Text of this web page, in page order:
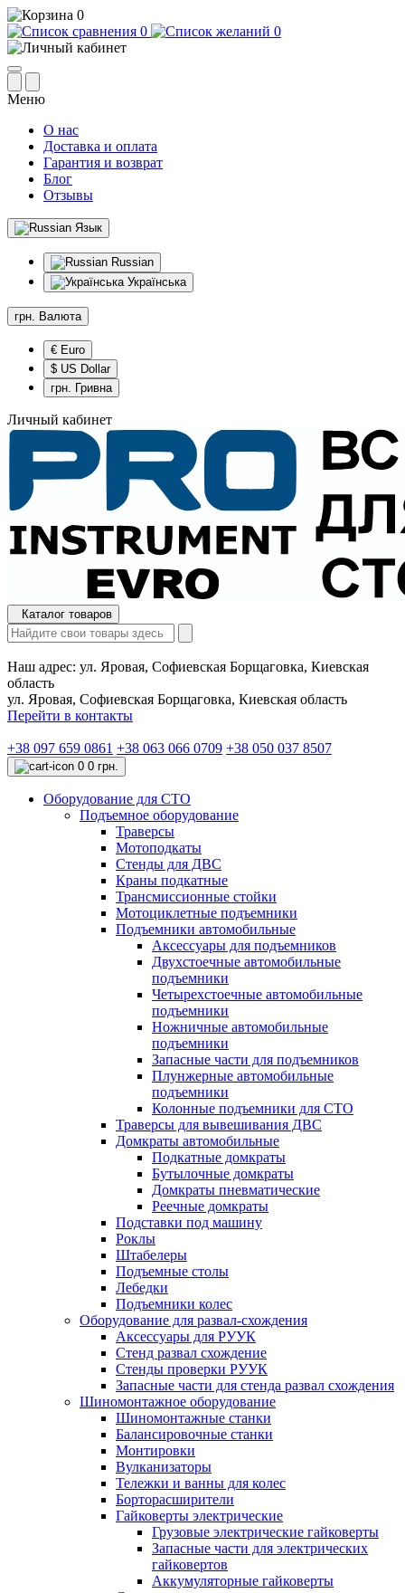
0
0
0
Меню
О нас
Доставка и оплата
Гарантия и возврат
Блог
Отзывы
Язык
Russian
Українська
грн. Валюта
€ Euro
$ US Dollar
грн. Гривна
Личный кабинет
Каталог товаров
Наш адрес: ул. Яровая, Софиевская Борщаговка, Киевская
область
ул. Яровая, Софиевская Борщаговка, Киевская область
Перейти в контакты
+38 097 659 0861 +38 063 066 0709 +38 050 037 8507
0 0 грн.
Оборудование для СТО
Подъемное оборудование
Траверсы
Мотоподкаты
Стенды для ДВС
Краны подкатные
Трансмиссионные стойки
Мотоциклетные подъемники
Подъемники автомобильные
Аксессуары для подъемников
Двухстоечные автомобильные
подъемники
Четырехстоечные автомобильные
подъемники
Ножничные автомобильные
подъемники
Запасные части для подъемников
Плунжерные автомобильные
подъемники
Колонные подъемники для СТО
Траверсы для вывешивания ДВС
Домкраты автомобильные
Подкатные домкраты
Бутылочные домкраты
Домкраты пневматические
Реечные домкраты
Подставки под машину
Роклы
Штабелеры
Подъемные столы
Лебедки
Подъемники колес
Оборудование для развал-схождения
Аксессуары для РУУК
Стенд развал схождение
Стенды проверки РУУК
Запасные части для стенда развал схождения
Шиномонтажное оборудование
Шиномонтажные станки
Балансировочные станки
Монтировки
Вулканизаторы
Тележки и ванны для колес
Борторасширители
Гайковерты электрические
Грузовые электрические гайковерты
Запасные части для электрических
гайковертов
Аккумуляторные гайковерты